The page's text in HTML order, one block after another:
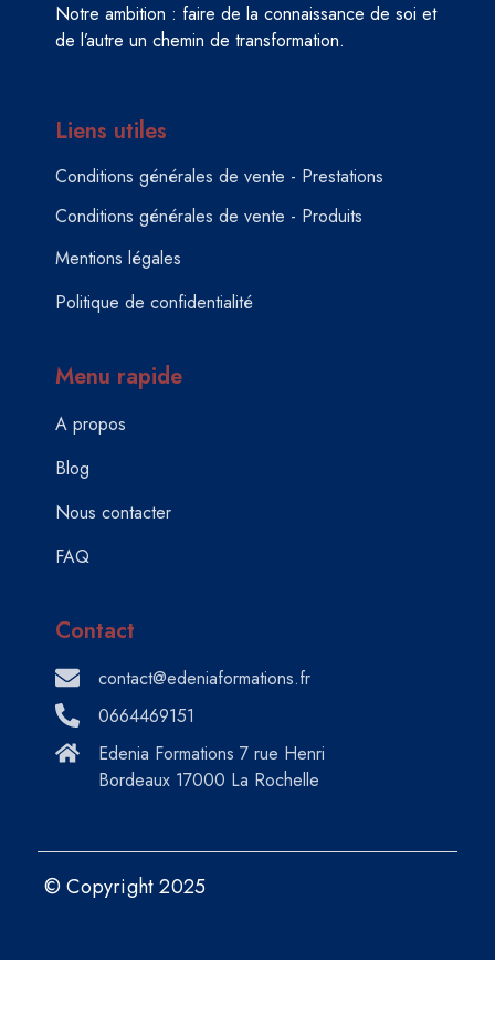
Notre ambition : faire de la connaissance de soi et
de l’autre un chemin de transformation.
Liens utiles
Conditions générales de vente - Prestations
Conditions générales de vente - Produits
Mentions légales
Politique de confidentialité
Menu rapide
A propos
Blog
Nous contacter
FAQ
Contact
contact@edeniaformations.fr
0664469151
Edenia Formations 7 rue Henri
Bordeaux 17000 La Rochelle
© Copyright 2025